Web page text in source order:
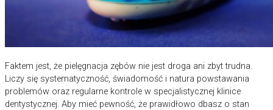
Faktem jest, że pielęgnacja zębów nie jest droga ani zbyt trudna.
Liczy się systematyczność, świadomość i natura powstawania
problemów oraz regularne kontrole w specjalistycznej klinice
dentystycznej. Aby mieć pewność, że prawidłowo dbasz o stan